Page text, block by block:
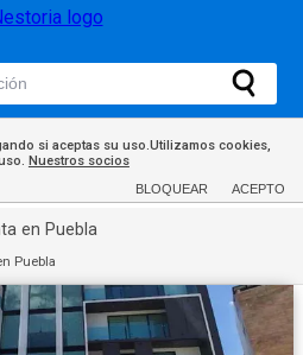
si aceptas su uso.Utilizamos cookies,
Nuestros socios
BLOQUEAR ACEPTO
en Puebla
Puebla